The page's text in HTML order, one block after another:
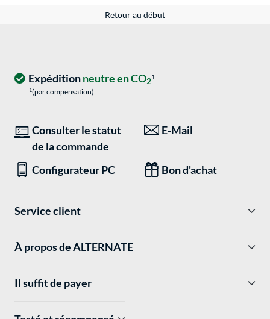
Retour au début
Expéditionneutre en CO21
1(par compensation)
Consulter le statut
de la commande
E-Mail
Configurateur PC Bon d'achat
Service client
À propos de ALTERNATE
Il suffit de payer